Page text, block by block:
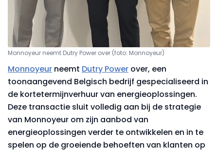
Monnoyeur neemt Dutry Power over (foto: Monnoyeur)
Monnoyeur neemt Dutry Power over, een
toonaangevend Belgisch bedrijf gespecialiseerd in
de kortetermijnverhuur van energieoplossingen.
Deze transactie sluit volledig aan bij de strategie
van Monnoyeur om zijn aanbod van
energieoplossingen verder te ontwikkelen en in te
spelen op de groeiende behoeften van klanten op